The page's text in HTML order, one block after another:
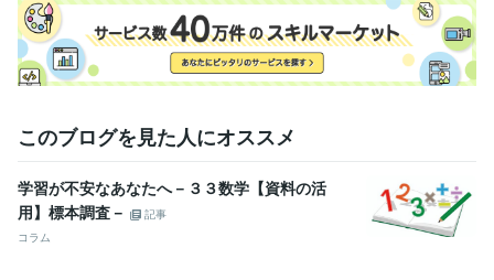
このブログを見た人にオススメ
学習が不安なあなたへ－３３数学【資料の活
用】標本調査－
記事
コラム